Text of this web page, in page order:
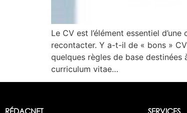
Le CV est l’élément essentiel
recontacter. Y a-t-il de « bons »
quelques règles de base
curriculum vitae…
RÉDACNET SERVICES